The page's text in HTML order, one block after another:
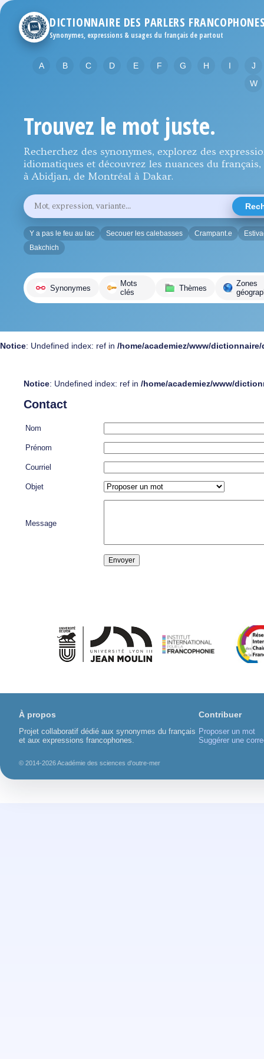
DICTIONNAIRE DES PARLERS
Synonymes, expressions & usages du français de partout
A B C D E F G H I
J
W
Trouvez le mot juste.
Recherchez des synonymes, explorez des
idiomatiques et découvrez les nuances du français,
à Abidjan, de Montréal à Dakar.
Rechercher
un
mot,
une
expression
ou
une
Y a pas le feu au lac Secouer les calebasses Crampant.e
Bakchich
Synonymes
Mots
clés
Thèmes
Zones
Notice: Undefined index: ref in /home/academiez/www/
Notice: Undefined index: ref in /home/academiez/www/
Contact
Nom
Prénom
Courriel
Objet
Message
À propos
Projet collaboratif dédié aux synonymes du français
et aux expressions francophones.
Contribuer
Proposer un mot
Suggérer une
© 2014-2026 Académie des sciences d'outre-mer